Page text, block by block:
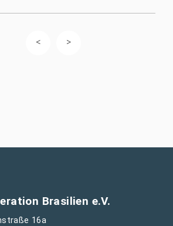
Brasilien e.V.
16a